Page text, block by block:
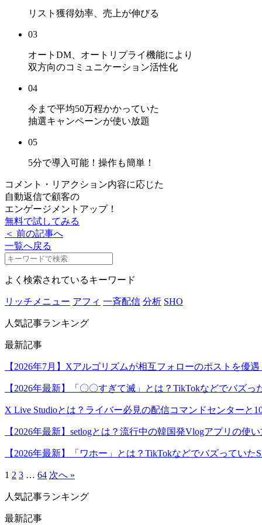
リスト獲得効率、売上が伸びる
03
オートDM、オートリプライ機能により
双方向のコミュニケーション活性化
04
今まで平均50万程かかっていた
抽選キャンペーンが使い放題
05
5分で導入可能！ 操作も簡単！
コメント・リアクション内容に応じた
自動返信で顧客の
エンゲージメントアップ！
無料で試してみる
＜ 前の記事へ
一覧へ戻る
よく検索されているキーワード
リッチメニュー アフィ 一斉配信 分析 SHO
人気記事ランキング
最新記事
【2026年7月】Xアルゴリズムが相互フォローのポストを優
【2026年最新】「〇〇すぎて滅」とは？TikTokなどでバズ
X Live Studioとは？ライバー必見の配信コマンドセンターと
【2026年最新】setlogとは？流行中の韓国発Vlogアプリの使
【2026年最新】「ワホー」とは？TikTokなどでバズってい
1 2 3 … 64 次へ »
人気記事ランキング
最新記事